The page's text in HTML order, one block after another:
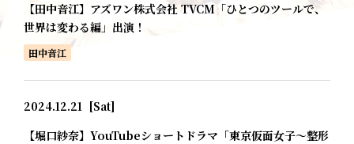
【田中音江】アズワン株式会社 TVCM「ひとつのツールで、
世界は変わる編」出演！
田中音江
2024.12.21 [Sat]
【堀口紗奈】YouTubeショートドラマ「東京仮面女子～整形